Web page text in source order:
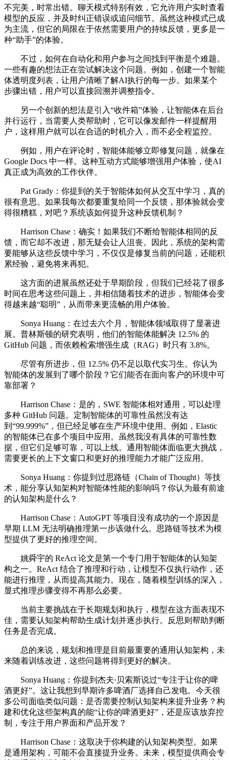
不完美，时常出错。聊天模式特别有效，它允许用户实时查看
模型的反应，并及时纠正错误或追问细节。虽然这种模式已成
为主流，但它的局限在于依然需要用户的持续反馈，更多是一
种“助手”的体验。
不过，如何在自动化和用户参与之间找到平衡是个难题。
一些有趣的想法正在尝试解决这个问题。例如，创建一个智能
体透明度列表，让用户清晰了解AI执行的每一步。如果某个
步骤出错，用户可以直接回溯并调整指令。
另一个创新的想法是引入“收件箱”体验，让智能体在后台
并行运行，当需要人类帮助时，它可以像发邮件一样提醒用
户，这样用户就可以在合适的时机介入，而不必全程监控。
例如，用户在评论时，智能体能够立即修复问题，就像在
Google Docs 中一样。这种互动方式能够增强用户体验，使AI
真正成为高效的工作伙伴。
Pat Grady：你提到的关于智能体如何从交互中学习，真的
很有意思。如果我每次都要重复给同一个反馈，那体验就会变
得很糟糕，对吧？系统该如何提升这种反馈机制？
Harrison Chase：确实！如果我们不断给智能体相同的反
馈，而它却不改进，那无疑会让人沮丧。因此，系统的架构需
要能够从这些反馈中学习，不仅仅是修复当前的问题，还能积
累经验，避免将来再犯。
这方面的进展虽然还处于早期阶段，但我们已经花了很多
时间在思考这些问题上，并相信随着技术的进步，智能体会变
得越来越“聪明”，从而带来更流畅的用户体验。
Sonya Huang：在过去六个月，智能体领域取得了显著进
展。普林斯顿的研究表明，他们的智能体能解决 12.5% 的
GitHub 问题，而依赖检索增强生成（RAG）时只有 3.8%。
尽管有所进步，但 12.5% 仍不足以取代实习生。你认为
智能体的发展到了哪个阶段？它们能否在面向客户的环境中可
靠部署？
Harrison Chase：是的，SWE 智能体相对通用，可以处理
多种 GitHub 问题。定制智能体的可靠性虽然没有达
到“99.999%”，但已经足够在生产环境中使用。例如，Elastic
的智能体已在多个项目中应用。虽然我没有具体的可靠性数
据，但它们足够可靠，可以上线。通用智能体面临更大挑战，
需要更长的上下文窗口和更好的推理能力才能广泛应用。
Sonya Huang：你提到过思路链（Chain of Thought）等技
术，能分享认知架构对智能体性能的影响吗？你认为最有前途
的认知架构是什么？
Harrison Chase：AutoGPT 等项目没有成功的一个原因是
早期 LLM 无法明确推理第一步该做什么。思路链等技术为模
型提供了更好的推理空间。
姚舜宇的 ReAct 论文是第一个专门用于智能体的认知架
构之一。ReAct 结合了推理和行动，让模型不仅执行动作，还
能进行推理，从而提高其能力。现在，随着模型训练的深入，
显式推理步骤变得不再那么必要。
当前主要挑战在于长期规划和执行，模型在这方面表现不
佳，需要认知架构帮助生成计划并逐步执行。反思则帮助判断
任务是否完成。
总的来说，规划和推理是目前最重要的通用认知架构，未
来随着训练改进，这些问题将得到更好的解决。
Sonya Huang：你提到杰夫·贝索斯说过“专注于让你的啤
酒更好”。这让我想到早期许多啤酒厂选择自己发电。今天很
多公司面临类似问题：是否需要控制认知架构来提升业务？构
建和优化这些架构真的能“让你的啤酒更好”，还是应该放弃控
制，专注于用户界面和产品开发？
Harrison Chase：这取决于你构建的认知架构类型。如果
是通用架构，可能不会直接提升业务。未来，模型提供商会专